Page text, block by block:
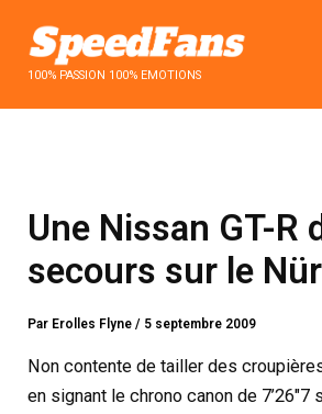
contenu100% PASSION 100% EMOTIONS
Une Nissan GT-R
secours sur le
Par Erolles Flyne/ 5 septembre 2009
Non contente de tailler des
en signant le chrono canon de 7’26"7